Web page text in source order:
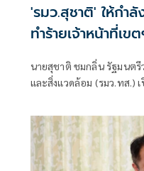
'รมว.สุชาติ' ให้กำ
ทำร้ายเจ้าหน้าที่เ
ระมัดระวังความ
กรมอุทยานฯ แถล
นายสุชาติ ชมกลิ่น รัฐมนตรี
และสิ่งแวดล้อม (รมว.ทส.)
ตนได้ติดตามสถานการณ์ดัง
ห่วงใยต่อเจ้าหน้าที่ผู้ปฏิบั
งานยกระดับมาตรการคว
ภารกิจเพื่อความปลอดภัย